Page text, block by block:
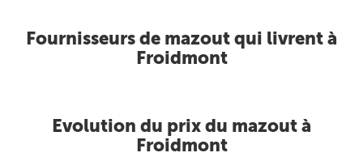
Fournisseurs de mazout qui livrent à
Froidmont
Evolution du prix du mazout à
Froidmont